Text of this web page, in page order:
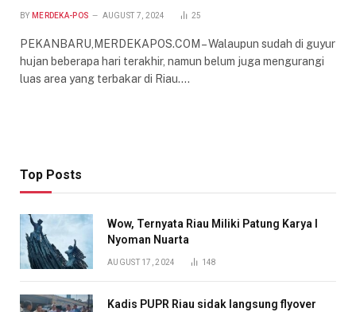
BY MERDEKA-POS AUGUST 7, 2024 25
PEKANBARU,MERDEKAPOS.COM – Walaupun sudah di guyur
hujan beberapa hari terakhir, namun belum juga mengurangi
luas area yang terbakar di Riau.…
Top Posts
Wow, Ternyata Riau Miliki Patung Karya I
Nyoman Nuarta
AUGUST 17, 2024 148
Kadis PUPR Riau sidak langsung flyover